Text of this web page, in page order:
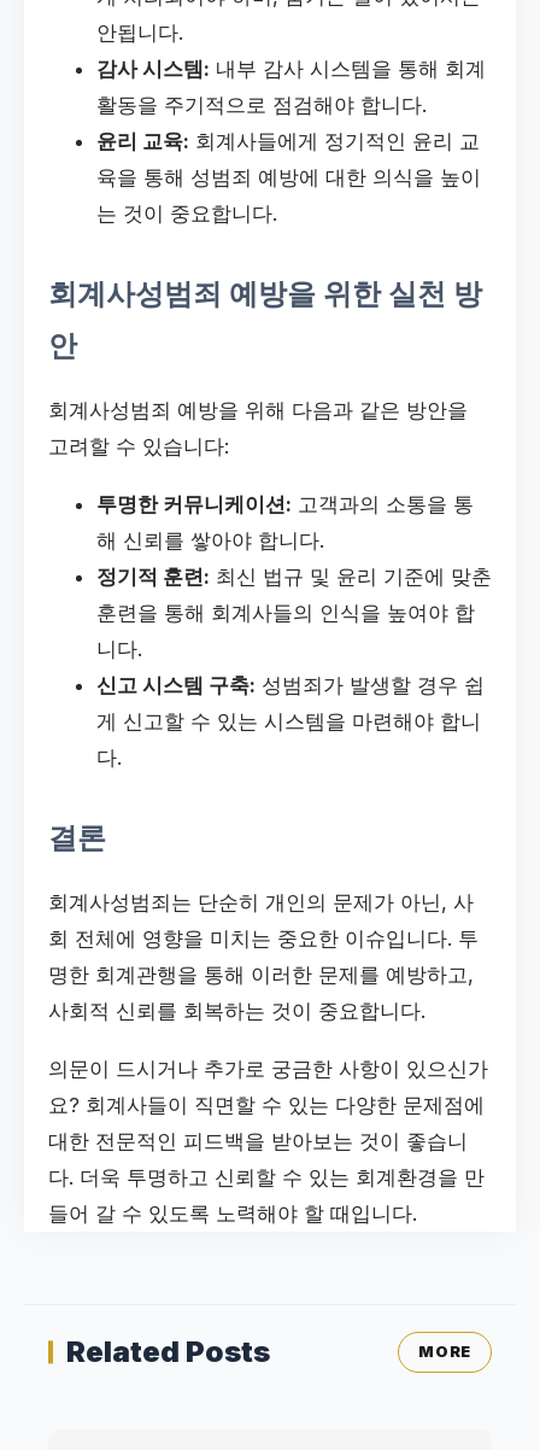
안됩니다.
감사 시스템: 내부 감사 시스템을 통해 회계
활동을 주기적으로 점검해야 합니다.
윤리 교육: 회계사들에게 정기적인 윤리 교
육을 통해 성범죄 예방에 대한 의식을 높이
는 것이 중요합니다.
회계사성범죄 예방을 위한 실천 방
안
회계사성범죄 예방을 위해 다음과 같은 방안을
고려할 수 있습니다:
투명한 커뮤니케이션: 고객과의 소통을 통
해 신뢰를 쌓아야 합니다.
정기적 훈련: 최신 법규 및 윤리 기준에 맞춘
훈련을 통해 회계사들의 인식을 높여야 합
니다.
신고 시스템 구축: 성범죄가 발생할 경우 쉽
게 신고할 수 있는 시스템을 마련해야 합니
다.
결론
회계사성범죄는 단순히 개인의 문제가 아닌, 사
회 전체에 영향을 미치는 중요한 이슈입니다. 투
명한 회계관행을 통해 이러한 문제를 예방하고,
사회적 신뢰를 회복하는 것이 중요합니다.
의문이 드시거나 추가로 궁금한 사항이 있으신가
요? 회계사들이 직면할 수 있는 다양한 문제점에
대한 전문적인 피드백을 받아보는 것이 좋습니
다. 더욱 투명하고 신뢰할 수 있는 회계환경을 만
들어 갈 수 있도록 노력해야 할 때입니다.
Related Posts MORE